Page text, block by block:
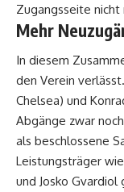
Zugangsseite
Mehr
In diesem
den Verein
Chelsea) und
Abgänge zwar
als beschlossene
Leistungsträger
und Josko